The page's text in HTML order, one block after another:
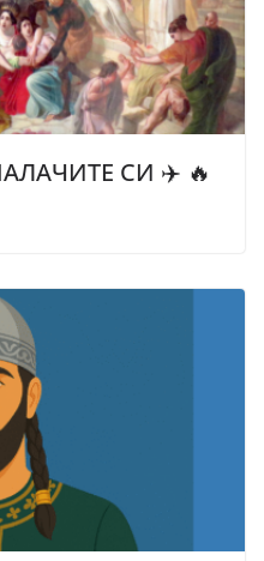
СИ ✈️ 🔥